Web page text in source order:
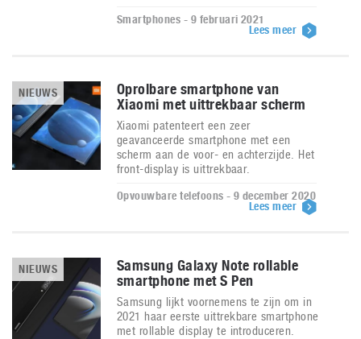
Smartphones - 9 februari 2021
Lees meer
NIEUWS
Oprolbare smartphone van
Xiaomi met uittrekbaar scherm
Xiaomi patenteert een zeer
geavanceerde smartphone met een
scherm aan de voor- en achterzijde. Het
front-display is uittrekbaar.
Opvouwbare telefoons - 9 december 2020
Lees meer
NIEUWS
Samsung Galaxy Note rollable
smartphone met S Pen
Samsung lijkt voornemens te zijn om in
2021 haar eerste uittrekbare smartphone
met rollable display te introduceren.